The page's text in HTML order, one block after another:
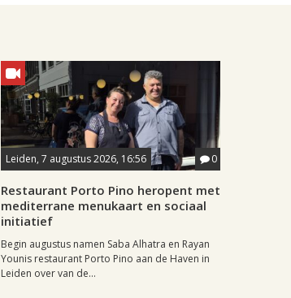
Leiden, 7 augustus 2026, 16:56 0
Restaurant Porto Pino heropent met
mediterrane menukaart en sociaal
initiatief
Begin augustus namen Saba Alhatra en Rayan
Younis restaurant Porto Pino aan de Haven in
Leiden over van de...